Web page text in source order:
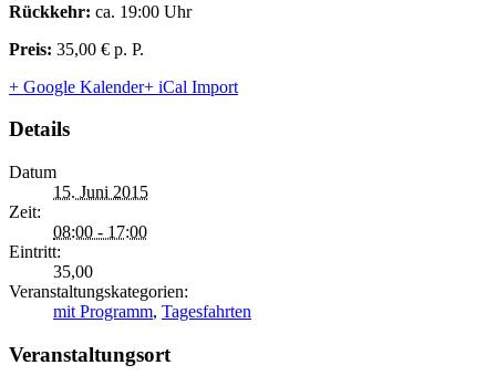
Rückkehr: ca. 19:00 Uhr
Preis: 35,00 € p. P.
+ Google Kalender+ iCal Import
Details
Datum
15. Juni 2015
Zeit:
08:00 - 17:00
Eintritt:
35,00
Veranstaltungskategorien:
mit Programm, Tagesfahrten
Veranstaltungsort